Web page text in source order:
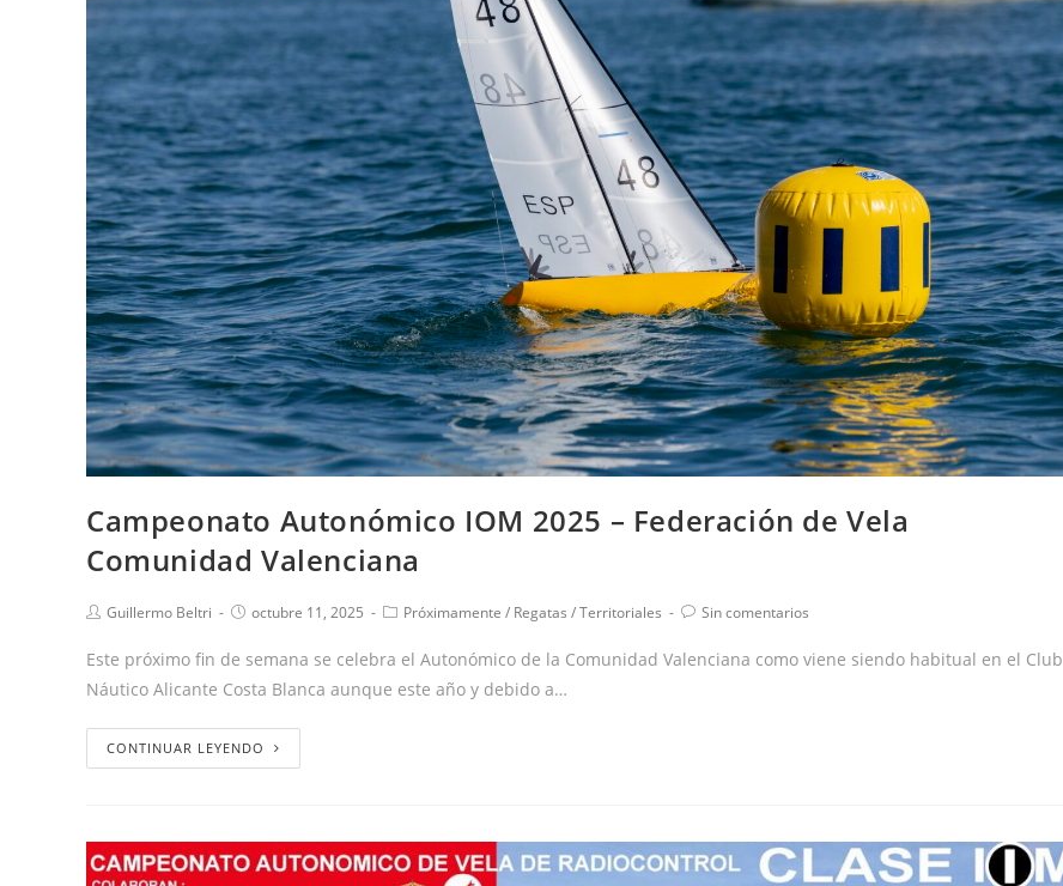
Campeonato Autonómico IOM 2025 – Federación de Vela
Comunidad Valenciana
Guillermo Beltri octubre 11, 2025 Próximamente / Regatas /Territoriales Sin comentarios
Este próximo fin de semana se celebra el Autonómico de la Comunidad Valenciana como viene siendo habitual en el Club
Náutico Alicante Costa Blanca aunque este año y debido a…
CONTINUAR LEYENDO